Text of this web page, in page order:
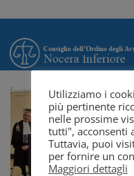
Utilizziamo i
più pertinente
nelle prossime
tutti", acconsenti
Tuttavia, puoi
per fornire un
Maggiori dettagli